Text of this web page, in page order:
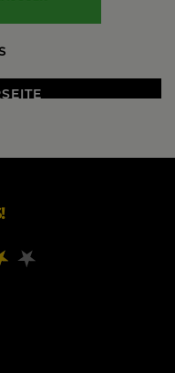
umfangreichen